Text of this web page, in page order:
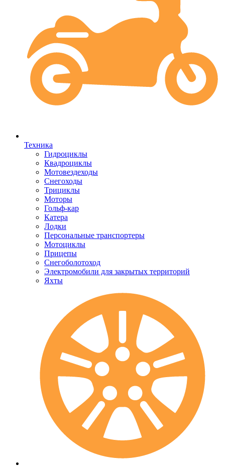
Техника
Гидроциклы
Квадроциклы
Мотовездеходы
Снегоходы
Трициклы
Моторы
Гольф-кар
Катера
Лодки
Персональные транспортеры
Мотоциклы
Прицепы
Снегоболотоход
Электромобили для закрытых территорий
Яхты